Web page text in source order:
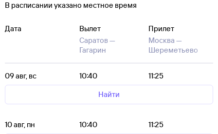
В расписании указано местное время
Дата
Вылет
Саратов —
Гагарин
Прилет
Москва —
Шереметьево
09 авг, вс 10:40
11:25
Найти
10 авг, пн 10:40
11:25